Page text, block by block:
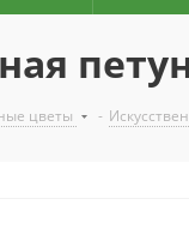
цветы -